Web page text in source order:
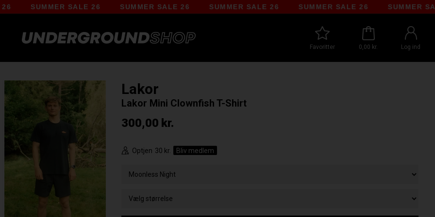
SUMMER SALE 26 SUMMER SALE 26 SUMMER SALE 26 SUMMER SALE 26 SUMMER SALE
Favoritter 0,00 kr. Log ind
Lakor
Lakor Mini Clownfish T-Shirt
300,00 kr.
Optjen 30 kr. Bliv medlem